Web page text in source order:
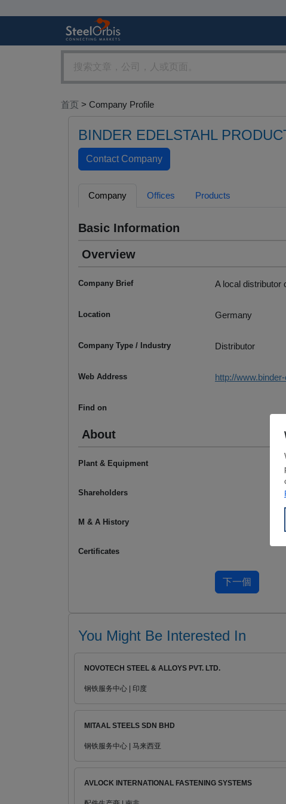
首页 > Company Profile
BINDER EDELSTAHL
Company Offices Products
Basic Information
Overview
Company Brief A local distributor
Location Germany
Company Type / Industry Distributor
Web Address http://
Find on
About
Plant & Equipment
Shareholders
M & A History
Certificates
You Might Be Interested In
NOVOTECH STEEL & ALLOYS PVT. LTD.
钢铁服务中心 | 印度
MITAAL STEELS SDN BHD
钢铁服务中心 | 马来西亚
AVLOCK INTERNATIONAL FASTENING SYSTEMS